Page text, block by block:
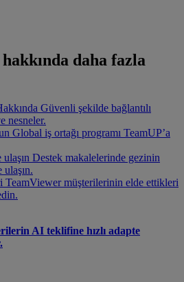
daha fazla
Güvenli şekilde bağlantılı
nesneler.
Global iş ortağı programı TeamUP’a
Destek makalelerinde gezinin
TeamViewer müşterilerinin elde ettikleri
AI teklifine hızlı adapte